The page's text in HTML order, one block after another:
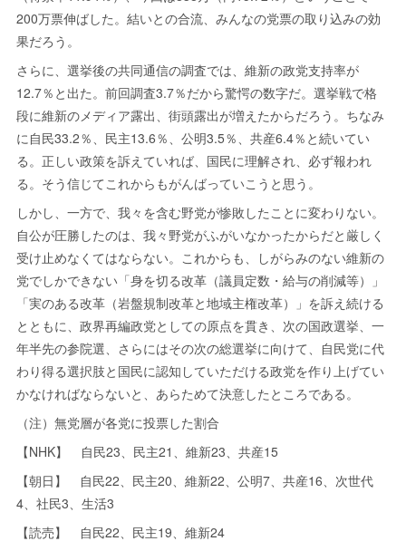
200万票伸ばした。結いとの合流、みんなの党票の取り込みの効
果だろう。
さらに、選挙後の共同通信の調査では、維新の政党支持率が
12.7％と出た。前回調査3.7％だから驚愕の数字だ。選挙戦で格
段に維新のメディア露出、街頭露出が増えたからだろう。ちなみ
に自民33.2％、民主13.6％、公明3.5％、共産6.4％と続いてい
る。正しい政策を訴えていれば、国民に理解され、必ず報われ
る。そう信じてこれからもがんばっていこうと思う。
しかし、一方で、我々を含む野党が惨敗したことに変わりない。
自公が圧勝したのは、我々野党がふがいなかったからだと厳しく
受け止めなくてはならない。これからも、しがらみのない維新の
党でしかできない「身を切る改革（議員定数・給与の削減等）」
「実のある改革（岩盤規制改革と地域主権改革）」を訴え続ける
とともに、政界再編政党としての原点を貫き、次の国政選挙、一
年半先の参院選、さらにはその次の総選挙に向けて、自民党に代
わり得る選択肢と国民に認知していただける政党を作り上げてい
かなければならないと、あらためて決意したところである。
（注）無党層が各党に投票した割合
【NHK】 自民23、民主21、維新23、共産15
【朝日】 自民22、民主20、維新22、公明7、共産16、次世代
4、社民3、生活3
【読売】 自民22、民主19、維新24